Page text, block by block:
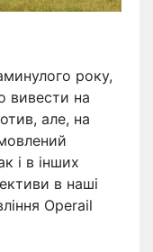
року,
вивести на
але, на
і в інших
в наші
Operail